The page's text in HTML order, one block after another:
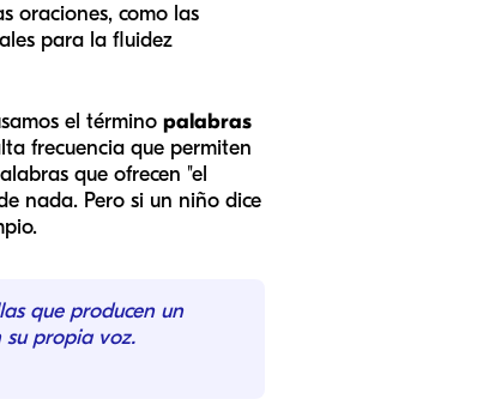
oraciones, como las
para la fluidez
el término palabras
frecuencia que permiten
que ofrecen "el
nada. Pero si un niño dice
que producen un
propia voz.